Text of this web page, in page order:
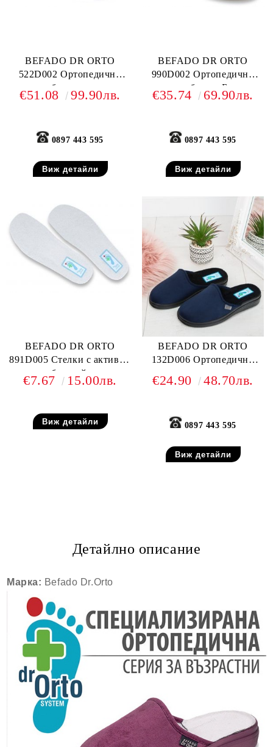
BEFADO DR ORTO
522D002 Ортопедични
дамски обувки, еластични
€51.08 99.90лв.
0897 443 595
Виж детайли
BEFADO DR ORTO
990D002 Ортопедични
дамски обувки, Бежови
€35.74 69.90лв.
0897 443 595
Виж детайли
BEFADO DR ORTO
891D005 Стелки с активни
сребърни йони
€7.67 15.00лв.
Виж детайли
BEFADO DR ORTO
132D006 Ортопедични
Сини
€24.90 48.70лв.
0897 443 595
Виж детайли
Детайлно описание
Марка: Befado Dr.Orto